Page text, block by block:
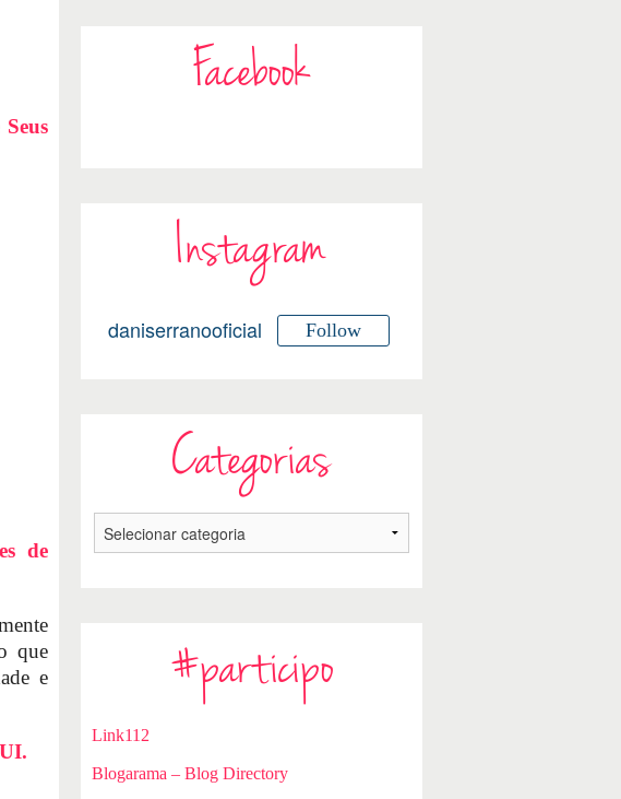
de
que
e
Facebook
Instagram
daniserranooficial Follow
Categorias
#participo
Link112
Blogarama – Blog Directory